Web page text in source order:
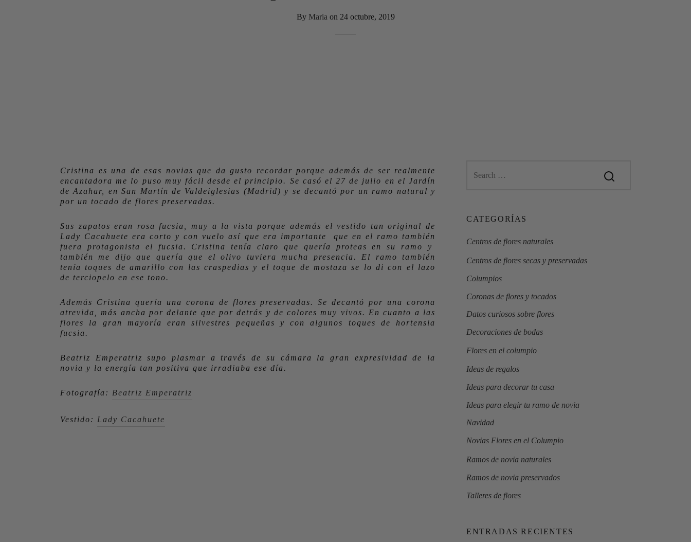
By Maria on 24 octubre, 2019
Cristina es una de esas novias que da gusto recordar porque además de ser realmente
encantadora me lo puso muy fácil desde el principio. Se casó el 27 de julio en el Jardín
de Azahar, en San Martín de Valdeiglesias (Madrid) y se decantó por un ramo natural y
por un tocado de flores preservadas.
Sus zapatos eran rosa fucsia, muy a la vista porque además el vestido tan original de
Lady Cacahuete era corto y con vuelo así que era importante que en el ramo también
fuera protagonista el fucsia. Cristina tenía claro que quería proteas en su ramo y
también me dijo que quería que el olivo tuviera mucha presencia. El ramo también
tenía toques de amarillo con las craspedias y el toque de mostaza se lo di con el lazo
de terciopelo en ese tono.
Además Cristina quería una corona de flores preservadas. Se decantó por una corona
atrevida, más ancha por delante que por detrás y de colores muy vivos. En cuanto a las
flores la gran mayoría eran silvestres pequeñas y con algunos toques de hortensia
fucsia.
Beatriz Emperatriz supo plasmar a través de su cámara la gran expresividad de la
novia y la energía tan positiva que irradiaba ese día.
Fotografía: Beatriz Emperatriz
Vestido: Lady Cacahuete
CATEGORÍAS
Centros de flores naturales
Centros de flores secas y preservadas
Columpios
Coronas de flores y tocados
Datos curiosos sobre flores
Decoraciones de bodas
Flores en el columpio
Ideas de regalos
Ideas para decorar tu casa
Ideas para elegir tu ramo de novia
Navidad
Novias Flores en el Columpio
Ramos de novia naturales
Ramos de novia preservados
Talleres de flores
ENTRADAS RECIENTES